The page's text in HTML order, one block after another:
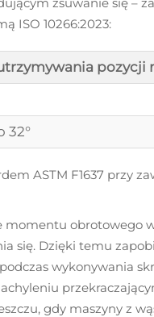
ISO 10266:2023:
pozycji
32°
ASTM F1637 przy
obrotowego
się. Dzięki temu
wykonywania
gdy maszyny z